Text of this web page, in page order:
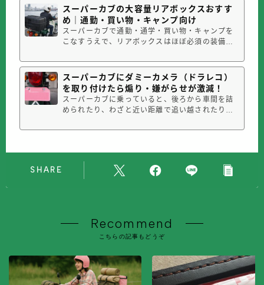
こうとすると、思った以上に荷物は大きくなりま
す。しかもカブは車ではないので、ただ荷物を増
やせばいいというものではありませ...
スーパーカブの大容量リアボックスおすす
め｜通勤・買い物・キャンプ向け
スーパーカブで通勤・通学・買い物・キャンプを
こなすうえで、リアボックスはほぼ必須の装備と
が良いのか」「素材は何が違うのか」「通勤とキ
ャンプ兼用にできるのか」など、初めて選ぶ人に
は分かりにくい点も多いと思います。【失敗しな
い選び方の結論】通勤・日常使い：4...
スーパーカブにダミーカメラ（ドラレコ）
を取り付けたら煽り・嫌がらせが激減！
スーパーカブに乗っていると、後ろから車間を詰
められたり、わざと近い距離で追い越されたりし
カブ110に乗っていて、何度か「これは危ない」
こで、手軽にできる煽り運転対策としてダミード
ラレコと録画中ステッカーを取り付け...
SHARE
Recommend
こちらの記事もどうぞ